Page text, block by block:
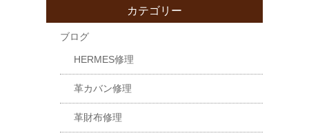
カテゴリー
ブログ
HERMES修理
革カバン修理
革財布修理